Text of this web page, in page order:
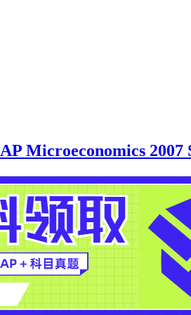
Microeconomics 2007